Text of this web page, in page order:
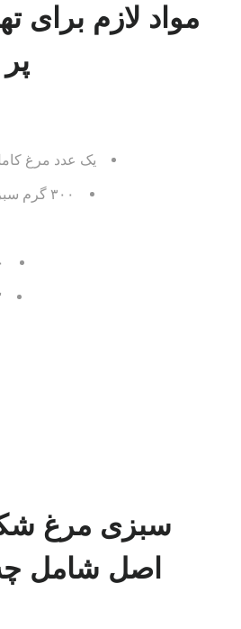
مواد لازم برای
یک عدد مرغ کامل (حدود ۱.۵
۳۰۰ گرم سبزی مخصوص مرغ شکم‌پر
۳
سبزی مرغ
اصل شامل